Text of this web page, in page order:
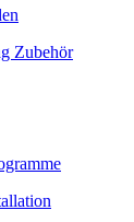
Zubehör